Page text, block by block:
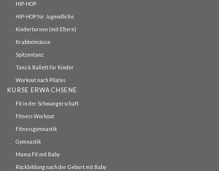
HIP-HOP
HIP-HOP für Jugendliche
Kinderturnen (mit Eltern)
Krabbelmäuse
Spitzentanz
Tanz & Ballett für Kinder
Workout nach Pilates
KURSE ERWACHSENE
Fit in der Schwangerschaft
Fitness Workout
Fitnessgymnastik
Gymnastik
Mama Fit mit Baby
Rückbildung nach der Geburt mit Baby